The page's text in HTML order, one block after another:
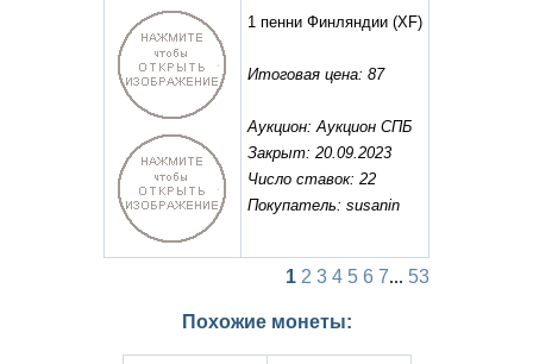
1 пенни Финляндии (XF)
Итоговая цена: 87
Аукцион: Аукцион СПБ
Закрыт: 20.09.2023
Число ставок: 22
Покупатель: susanin
1 2 3 4 5 6 7... 53
Похожие монеты: